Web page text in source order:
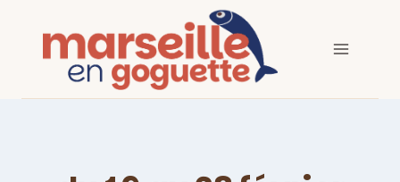
contenu